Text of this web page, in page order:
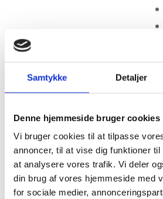
Samtykke Detaljer
Denne hjemmeside bruger cookies
Vi bruger cookies til at tilpasse
annoncer, til at vise dig funktioner
at analysere vores trafik. Vi deler
din brug af vores hjemmeside med
for sociale medier,
Møde: IMU Grindsted
Stand: Mission 26, Hillerød